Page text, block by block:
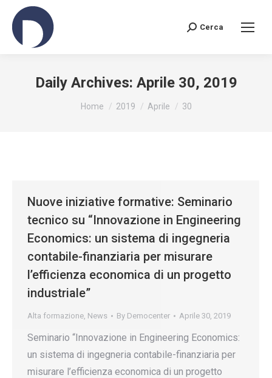
Search:
Cerca
Daily Archives: Aprile 30, 2019
You are here:
Home 2019 Aprile 30
Nuove iniziative formative: Seminario
tecnico su “Innovazione in Engineering
Economics: un sistema di ingegneria
contabile-finanziaria per misurare
l’efficienza economica di un progetto
industriale”
Alta formazione, News By Democenter Aprile 30, 2019
Seminario “Innovazione in Engineering Economics:
un sistema di ingegneria contabile-finanziaria per
misurare l’efficienza economica di un progetto